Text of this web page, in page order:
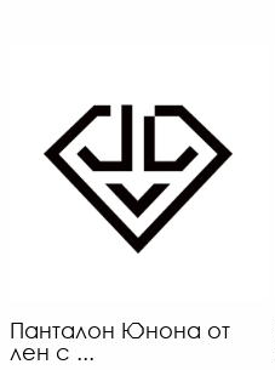
Панталон Юнона от
лен с ...